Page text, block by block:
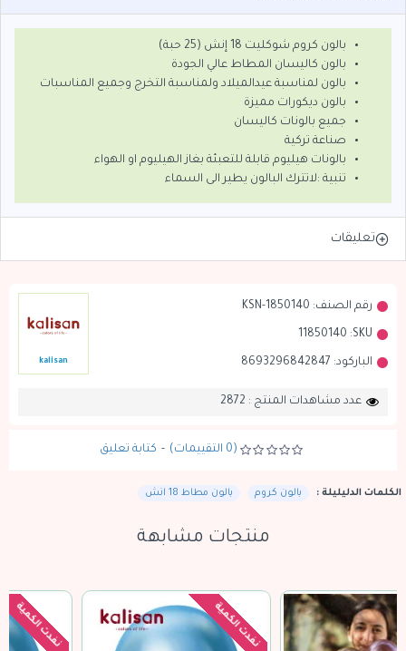
رقم الصنف: KSN-1850140
SKU:
11850140
الباركود: 8693296842847
kalisan
عدد مشاهدات المنتج : 2872
(0 التقييمات) - كتابة تعليق
بالون كروم شوكليت 18 إنش (25 حبة)
بالون كاليسان المطاط عالي الجودة
بالون لمناسبة عيدالميلاد ولمناسبة التخرج وجميع المناسبات
بالون ديكورات مميزة
جميع بالونات كاليسان
صناعة تركية
بالونات هيليوم قابلة للتعبئة بغاز الهيليوم او الهواء
تنبية :لاتترك البالون يطير الى السماء
تعليقات
الكلمات الدليليلة : بالون كروم بالون مطاط 18 انش
منتجات مشابهة
نفدت الكمية نفدت الكمية